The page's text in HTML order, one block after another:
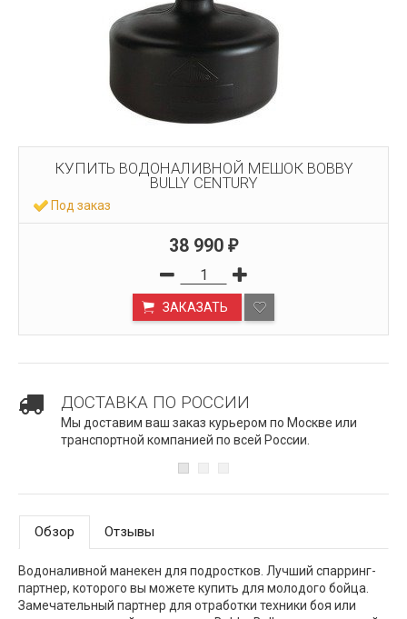
КУПИТЬ ВОДОНАЛИВНОЙ МЕШОК BOBBY
BULLY CENTURY
Под заказ
38 990 ₽
ЗАКАЗАТЬ
ДОСТАВКА ПО РОССИИ
Мы доставим ваш заказ курьером по Москве или
транспортной компанией по всей России.
Обзор Отзывы
Водоналивной манекен для подростков. Лучший спарринг-
партнер, которого вы можете купить для молодого бойца.
Замечательный партнер для отработки техники боя или